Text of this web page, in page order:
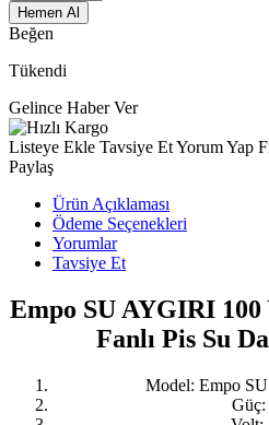
Hemen Al
Beğen
Tükendi
Gelince Haber Ver
Listeye Ekle Tavsiye EtYorum Yap
Paylaş
Ürün Açıklaması
Ödeme Seçenekleri
Yorumlar
Tavsiye Et
Empo SU AYGIRI 100
Fanlı Pis Su
Model: Empo